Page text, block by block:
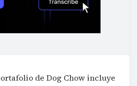
de Dog Chow incluye